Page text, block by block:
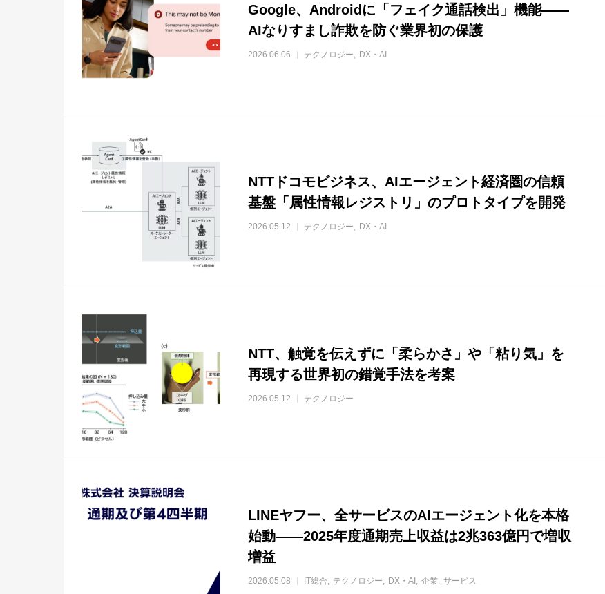
Google、Androidに「フェイク通話検出」機能——
AIなりすまし詐欺を防ぐ業界初の保護
2026.06.06 テクノロジー DX・AI
NTTドコモビジネス、AIエージェント経済圏の信頼
基盤「属性情報レジストリ」のプロトタイプを開発
2026.05.12 テクノロジー DX・AI
NTT、触覚を伝えずに「柔らかさ」や「粘り気」を
再現する世界初の錯覚手法を考案
2026.05.12 テクノロジー
LINEヤフー、全サービスのAIエージェント化を本格
始動——2025年度通期売上収益は2兆363億円で増収
増益
2026.05.08 IT総合 テクノロジー DX・AI 企業 サービス